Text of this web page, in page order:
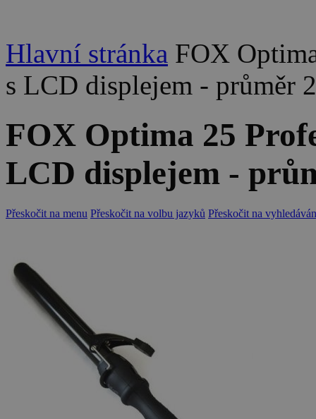
Hlavní stránka FOX
s LCD displejem - průměr
FOX Optima 25
LCD displejem -
Přeskočit na menu Přeskočit na volbu jazyků Přeskočit na